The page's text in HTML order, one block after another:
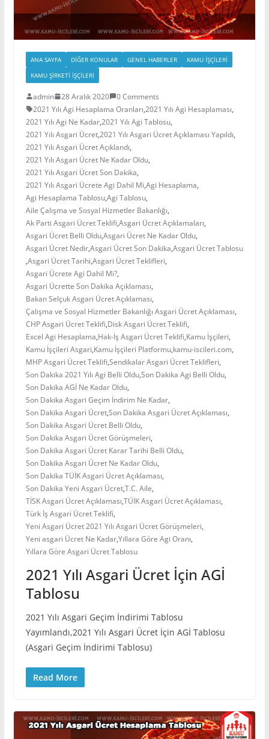
ANA SAYFA DIĞER KONULAR GENEL HABERLER
KAMU İŞÇILERI
KAMU ŞIRKETI İŞÇILERI
admin 28 Aralık 2020
0 Comments
2021 Yılı Agi Hesaplama Oranları,2021 Yılı Agi Hesaplaması,
2021 Yılı Agi Ne Kadar,2021 Yılı Agi Tablosu,
2021 Yılı Asgari Ücret,2021 Yılı Asgari Ücret Açıklaması Yapıldı,
2021 Yılı Asgari Ücret Açıklandı,
2021 Yılı Asgari Ücret Ne Kadar Oldu,
2021 Yılı Asgari Ücret Son Dakika,
2021 Yılı Asgari Ücrete Agi Dahil Mi,Agi Hesaplama,
Agi Hesaplama Tablosu,Agi Tablosu,
Aile Çalışma ve Sosyal Hizmetler Bakanlığı,
Ak Parti Asgari Ücret Teklifi,Asgari Ücret Açıklamaları,
Asgari Ücret Belli Oldu,Asgari Ücret Ne Kadar Oldu,
Asgari Ücret Nedir,Asgari Ücret Son Dakika,Asgari Ücret Tablosu
,Asgari Ücret Tarihi,Asgari Ücret Teklifleri,
Asgari Ücrete Agi Dahil Mi?,
Asgari Ücrette Son Dakika Açıklaması,
Bakan Selçuk Asgari Ücret Açıklaması,
Çalışma ve Sosyal Hizmetler Bakanlığı Asgari Ücret Açıklaması,
CHP Asgari Ücret Teklifi,Disk Asgari Ücret Teklifi,
Excel Agi Hesaplama,Hak-İş Asgari Ücret Teklifi,Kamu İşçileri,
Kamu İşçileri Asgari,Kamu İşçileri Platformu,kamu-iscileri.com,
MHP Asgari Ücret Teklifi,Sendikalar Asgari Ücret Teklifleri,
Son Dakika 2021 Yılı Agi Belli Oldu,Son Dakika Agi Belli Oldu,
Son Dakika AGİ Ne Kadar Oldu,
Son Dakika Asgari Geçim İndirim Ne Kadar,
Son Dakika Asgari Ücret,Son Dakika Asgari Ücret Açıklaması,
Son Dakika Asgari Ücret Belli Oldu,
Son Dakika Asgari Ücret Görüşmeleri,
Son Dakika Asgari Ücret Karar Tarihi Belli Oldu,
Son Dakika Asgari Ücret Ne Kadar Oldu,
Son Dakika TÜİK Asgari Ücret Açıklaması,
Son Dakika Yeni Asgari Ücret,T.C. Aile,
TİSK Asgari Ücret Açıklaması,TÜİK Asgari Ücret Açıklaması,
Türk İş Asgari Ücret Teklifi,
Yeni Asgari Ücret 2021 Yılı Asgari Ücret Görüşmeleri,
Yeni asgari Ücret Ne Kadar,Yıllara Göre Agi Oranı,
Yıllara Göre Asgari Ücret Tablosu
2021 Yılı Asgari Ücret İçin AGİ
Tablosu
2021 Yılı Asgari Geçim İndirimi Tablosu
Yayımlandı,2021 Yılı Asgari Ücret İçin AGİ Tablosu
(Asgari Geçim İndirimi Tablosu)
Read More